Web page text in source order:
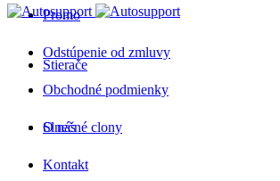
Promo
Odstúpenie od zmluvy
Obchodné podmienky
O nás
Kontakt
Stierače
Slnečné clony